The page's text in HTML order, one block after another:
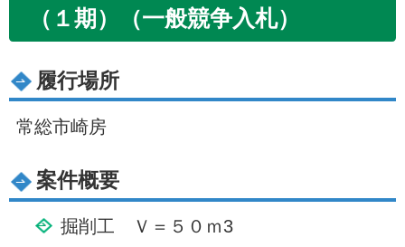
（１期）（一般競争入札）
履行場所
常総市崎房
案件概要
掘削工 Ｖ＝５０ｍ3